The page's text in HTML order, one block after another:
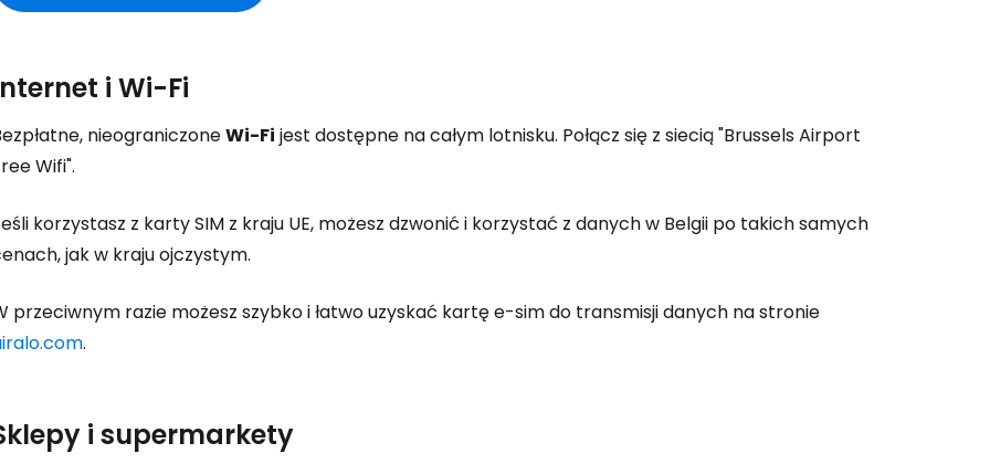
i Wi-Fi
nieograniczoneWi-Fi jest dostępne na całym lotnisku. Połącz się z siecią "Brussels Airport
Wifi".
korzystasz z karty SIM z kraju UE, możesz dzwonić i korzystać z danych w Belgii po takich samych
jak w kraju ojczystym.
przeciwnym razie możesz szybko i łatwo uzyskać kartę e-sim do transmisji danych na stronie
.
i supermarkety